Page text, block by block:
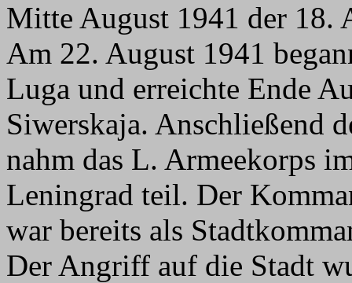
Mitte August 1941 der 18.
Am 22. August 1941
Luga und erreichte Ende
Siwerskaja. Anschließend
nahm das L. Armeekorps
Leningrad teil. Der
war bereits als
Der Angriff auf die Stadt